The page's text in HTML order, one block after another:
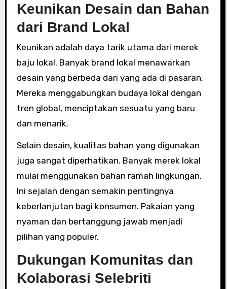
Keunikan Desain dan Bahan
dari Brand Lokal
Keunikan adalah daya tarik utama dari merek
baju lokal. Banyak brand lokal menawarkan
desain yang berbeda dari yang ada di pasaran.
Mereka menggabungkan budaya lokal dengan
tren global, menciptakan sesuatu yang baru
dan menarik.
Selain desain, kualitas bahan yang digunakan
juga sangat diperhatikan. Banyak merek lokal
mulai menggunakan bahan ramah lingkungan.
Ini sejalan dengan semakin pentingnya
keberlanjutan bagi konsumen. Pakaian yang
nyaman dan bertanggung jawab menjadi
pilihan yang populer.
Dukungan Komunitas dan
Kolaborasi Selebriti